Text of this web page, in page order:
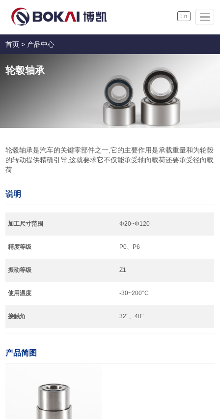
En
首页 > 产品中心
轮毂轴承
轮毂轴承是汽车的关键零部件之一,它的主要作用是承载重量和为轮毂
的转动提供精确引导,这就要求它不仅能承受轴向载荷还要承受径向载
荷
说明
加工尺寸范围 Φ20~Φ120
精度等级 P0、P6
振动等级 Z1
使用温度 -30~200°C
接触角 32°、40°
产品简图